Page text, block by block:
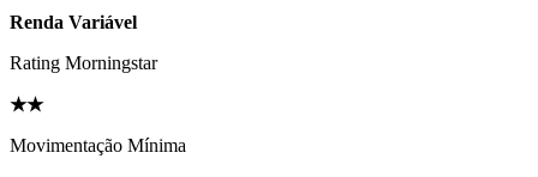
Renda Variável
Rating Morningstar
★★
Movimentação Mínima